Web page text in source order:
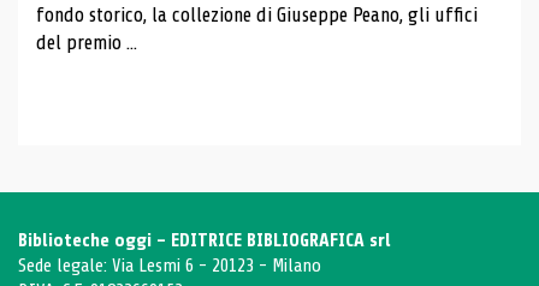
fondo storico, la collezione di Giuseppe Peano, gli uffici
del premio ...
Biblioteche oggi - EDITRICE BIBLIOGRAFICA srl
Sede legale: Via Lesmi 6 - 20123 - Milano